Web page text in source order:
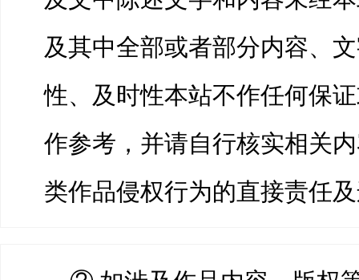
及其中全部或者部分内容、
性、及时性本站不作任何保
作参考，并请自行核实相关
类作品侵权行为的直接责任